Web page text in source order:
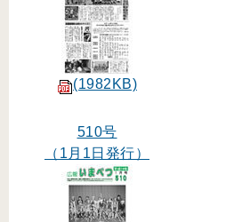
(1982KB)
510号
（1月1日発行）